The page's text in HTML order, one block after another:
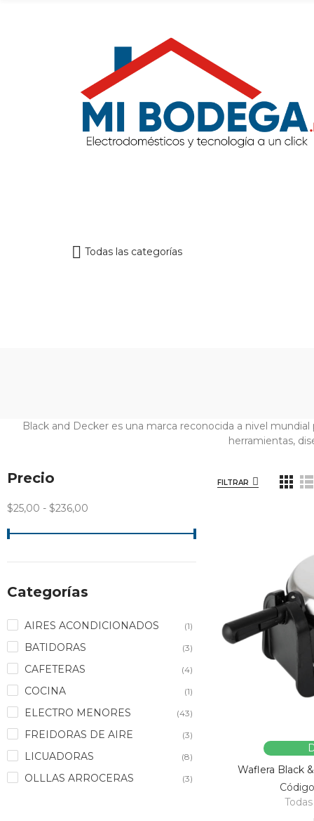
Todas las categorías
Black and Decker es una marca reconocida a nivel
herramientas,
FILTRAR
Waflera Black
Precio
$25,00 - $236,00
Categorías
AIRES ACONDICIONADOS (1)
BATIDORAS (3)
CAFETERAS (4)
COCINA (1)
ELECTRO MENORES (43)
FREIDORAS DE AIRE (3)
LICUADORAS (8)
OLLLAS ARROCERAS (3)